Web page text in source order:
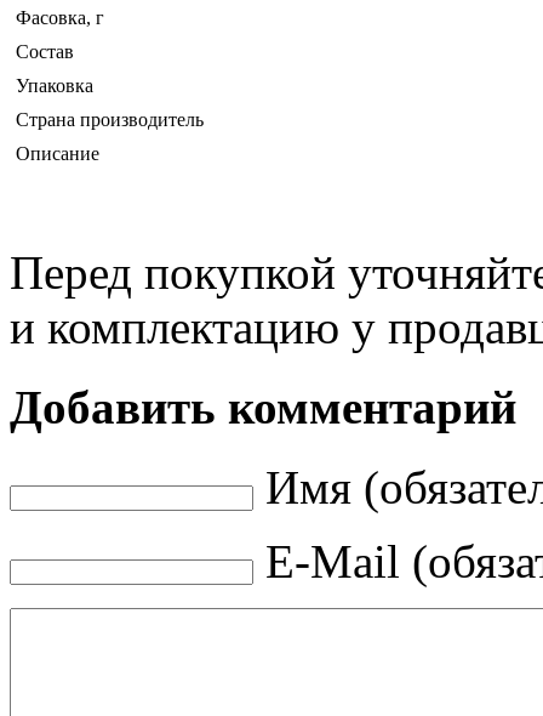
Фасовка, г
Состав
Упаковка
Страна производитель
Описание
Перед покупкой
и комплектацию у
Добавить комментарий
Имя
E-Mail